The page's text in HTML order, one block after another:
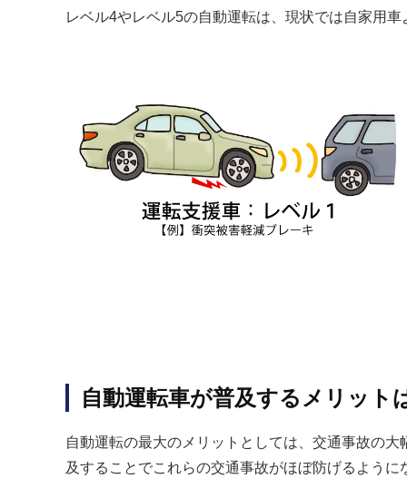
レベル4やレベル5の自動運転は、現状では自家用
自動運転車が普及するメリット
自動運転の最大のメリットとしては、交通事故の
及することでこれらの交通事故がほぼ防げるように